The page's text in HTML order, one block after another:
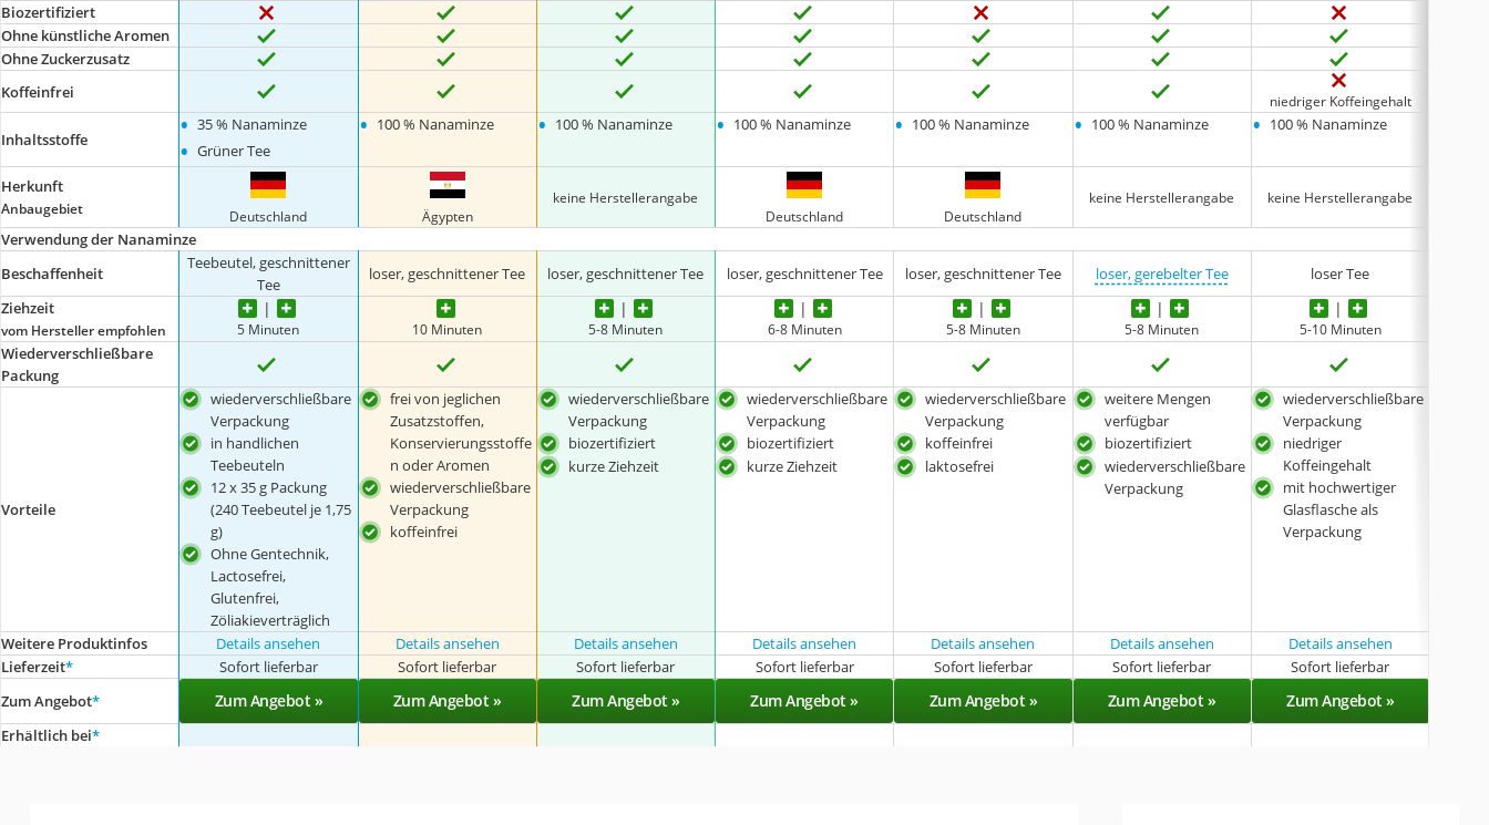
Biozertifiziert
Ohne künstliche Aromen
Ohne Zuckerzusatz
Koffeinfrei
niedriger Koffeingehalt
Inhaltsstoffe • 35 % Nanaminze
• Grüner Tee
• 100 % Nanaminze • 100 % Nanaminze • 100 % Nanaminze • 100 % Nanaminze • 100 % Nanaminze • 100 % Nanaminze
Herkunft
Anbaugebiet Deutschland Ägypten
keine Herstellerangabe
Deutschland
Deutschland
keine Herstellerangabe keine Herstellerangabe
Verwendung der Nanaminze
Beschaffenheit
Teebeutel, geschnittener
Tee
loser, geschnittener Tee loser, geschnittener Tee loser, geschnittener Tee loser, geschnittener Tee loser, gerebelter Tee loser Tee
Ziehzeit
vom Hersteller empfohlen 5 Minuten 10 Minuten 5-8 Minuten 6-8 Minuten 5-8 Minuten 5-8 Minuten 5-10 Minuten
Wiederverschließbare
Packung
Vorteile
wiederverschließbare
Verpackung
in handlichen
Teebeuteln
12 x 35 g Packung
(240 Teebeutel je 1,75
g)
Ohne Gentechnik,
Lactosefrei,
Glutenfrei,
Zöliakieverträglich
frei von jeglichen
Zusatzstoffen,
Konservierungsstoffe
n oder Aromen
wiederverschließbare
Verpackung
koffeinfrei
wiederverschließbare
Verpackung
biozertifiziert
kurze Ziehzeit
wiederverschließbare
Verpackung
biozertifiziert
kurze Ziehzeit
wiederverschließbare
Verpackung
koffeinfrei
laktosefrei
weitere Mengen
verfügbar
biozertifiziert
wiederverschließbare
Verpackung
wiederverschließbare
Verpackung
niedriger
Koffeingehalt
mit hochwertiger
Glasflasche als
Verpackung
Weitere Produktinfos Details ansehen Details ansehen Details ansehen Details ansehen Details ansehen Details ansehen
Details ansehen
Lieferzeit* Sofort lieferbar Sofort lieferbar Sofort lieferbar Sofort lieferbar Sofort lieferbar Sofort lieferbar Sofort lieferbar
Zum Angebot* Zum Angebot » Zum Angebot » Zum Angebot » Zum Angebot » Zum Angebot » Zum Angebot » Zum Angebot »
Erhältlich bei*